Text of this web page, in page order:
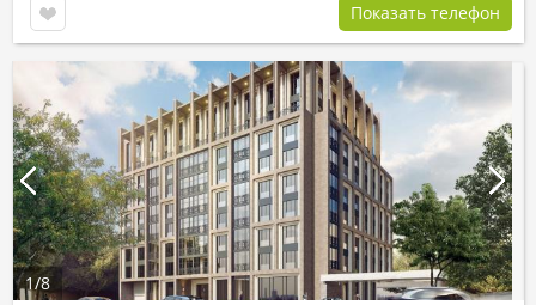
Показать телефон
1/8